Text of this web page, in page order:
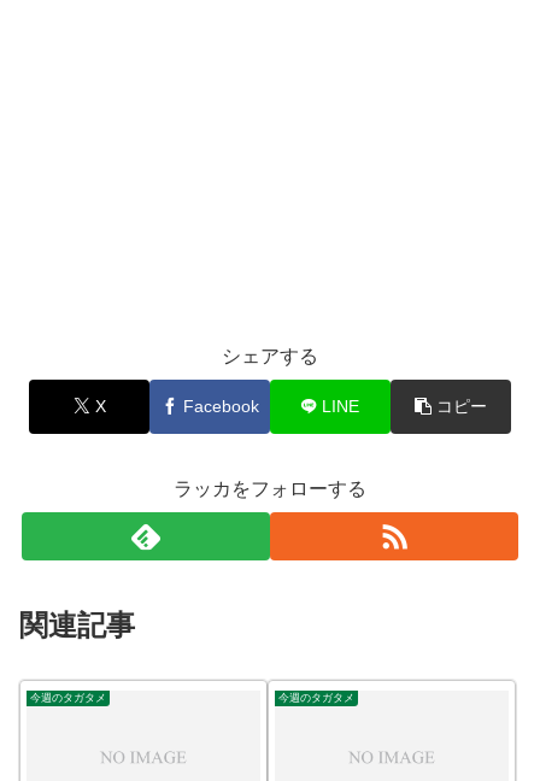
シェアする
X Facebook LINE コピー
ラッカをフォローする
関連記事
今週のタガタメ 今週のタガタメ